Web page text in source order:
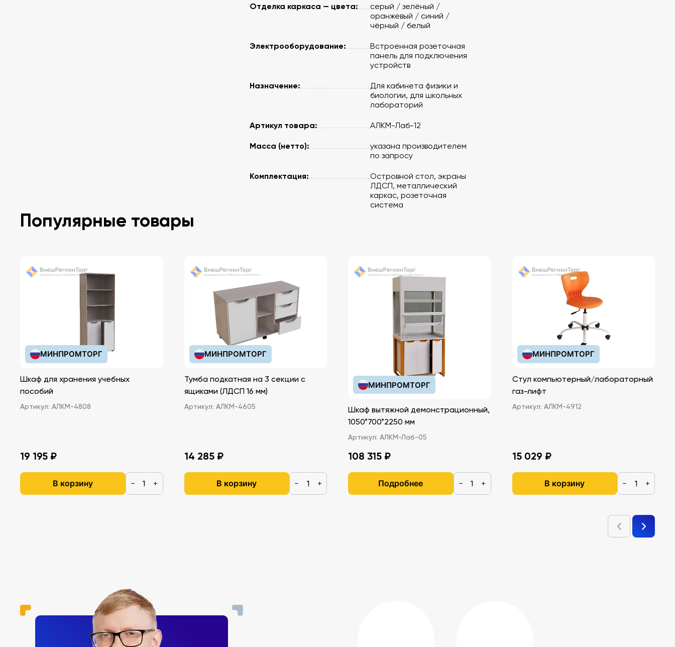
Отделка каркаса — цвета:
серый / зелёный /
оранжевый / синий /
чёрный / белый
Электрооборудование:
Встроенная розеточная
панель для подключения
устройств
Назначение:
Для кабинета физики и
биологии, для школьных
лабораторий
Артикул товара: АЛКМ-Лаб-12
Масса (нетто):
указана производителем
по запросу
Комплектация:
Островной стол, экраны
ЛДСП, металлический
каркас, розеточная
система
Популярные товары
МИНПРОМТОРГ
Шкаф для хранения учебных
пособий
Артикул: АЛКМ-4808
19 195 ₽
В корзину − +
МИНПРОМТОРГ
Тумба подкатная на 3 секции с
ящиками (ЛДСП 16 мм)
Артикул: АЛКМ-4605
14 285 ₽
В корзину − +
МИНПРОМТОРГ
Шкаф вытяжной демонстрационный,
1050*700*2250 мм
Артикул: АЛКМ-Лаб-05
108 315 ₽
Подробнее − +
МИНПРОМТОРГ
Стул компьютерный/лабораторный
газ-лифт
Артикул: АЛКМ-4912
15 029 ₽
В корзину − +